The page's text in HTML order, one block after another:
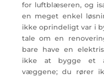
for luftblæseren, og
en meget enkel
ikke oprindeligt var i
tale om en
bare have en
ikke at bygge et
væggene; du rører